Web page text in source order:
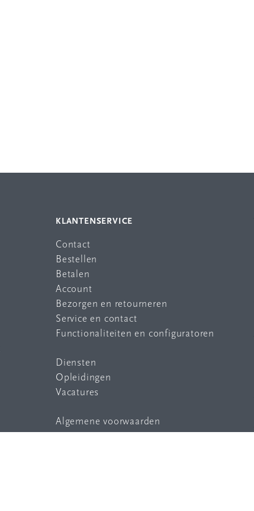
KLANTENSERVICE
Contact
Bestellen
Betalen
Account
Bezorgen en retourneren
Service en contact
Functionaliteiten en configuratoren
Diensten
Opleidingen
Vacatures
Algemene voorwaarden